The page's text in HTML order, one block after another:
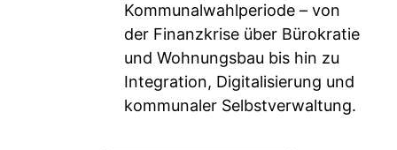
Kommunalwahlperiode – von
der Finanzkrise über Bürokratie
und Wohnungsbau bis hin zu
Integration, Digitalisierung und
kommunaler Selbstverwaltung.